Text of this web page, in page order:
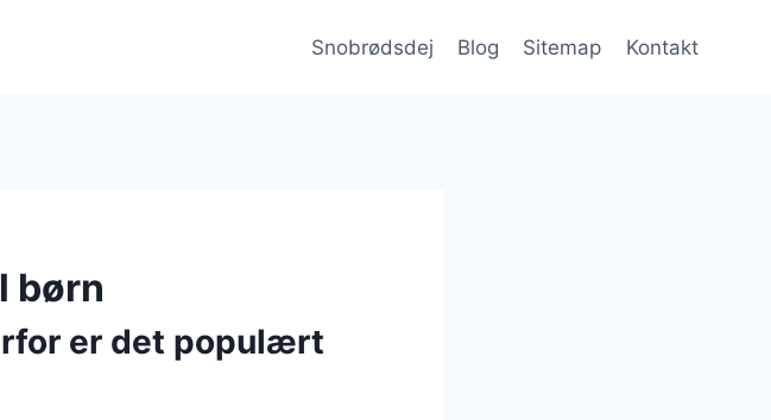
Snobrødsdej Blog Sitemap Kontakt
børn
er det populært